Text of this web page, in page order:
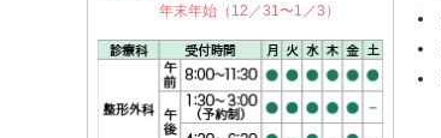
年末年始（12／31〜1／3）